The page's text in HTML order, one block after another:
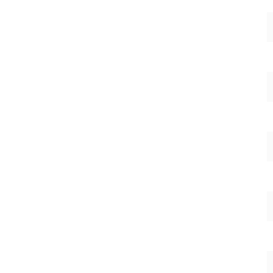
und deinem Haustier stets hygienisches Futter
Napf hast du eine langfristige Lösung für die Fütterung